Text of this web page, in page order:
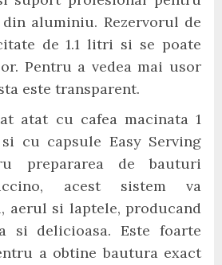
aluminiu. Rezervorul de
de 1.1 litri si se poate
Pentru a vedea mai usor
este transparent.
atat cu cafea macinata 1
cu capsule Easy Serving
prepararea de bauturi
acest sistem va
aerul si laptele, producand
si delicioasa. Este foarte
a obtine bautura exact